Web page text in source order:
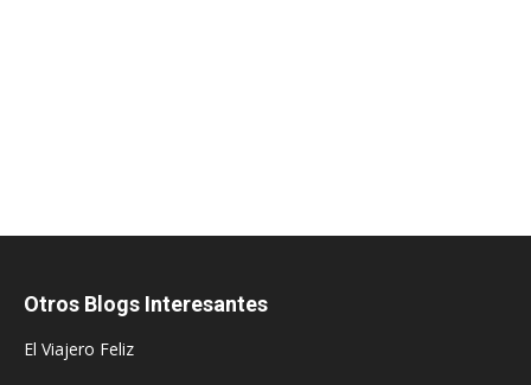
Otros Blogs Interesantes
El Viajero Feliz